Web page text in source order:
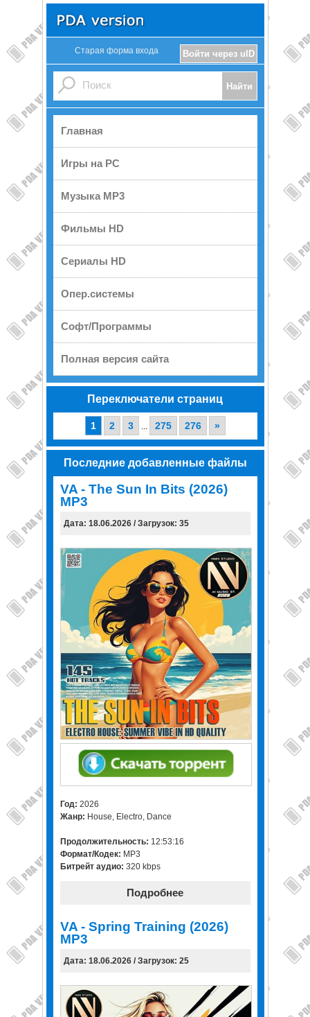
Войти через uID
Старая форма входа
Главная
Игры на PC
Музыка MP3
Фильмы HD
Сериалы HD
Опер.системы
Софт/Программы
Полная версия сайта
Переключатели страниц
1 2 3 ... 275 276 »
Последние добавленные файлы
VA - The Sun In Bits (2026)
MP3
Дата: 18.06.2026 / Загрузок: 35
Год: 2026
Жанр: House, Electro, Dance
Продолжительность: 12:53:16
Формат/Кодек: MP3
Битрейт аудио: 320 kbps
Подробнее
VA - Spring Training (2026)
MP3
Дата: 18.06.2026 / Загрузок: 25